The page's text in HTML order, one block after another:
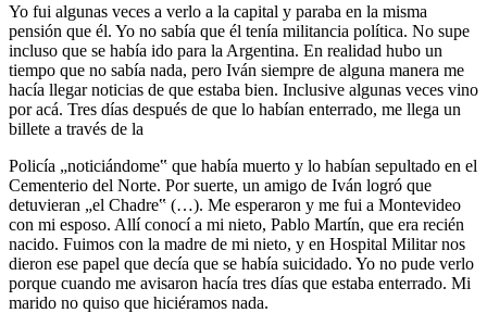
Yo fui algunas veces a verlo a la capital y paraba en la misma
pensión que él. Yo no sabía que él tenía militancia política. No supe
incluso que se había ido para la Argentina. En realidad hubo un
tiempo que no sabía nada, pero Iván siempre de alguna manera me
hacía llegar noticias de que estaba bien. Inclusive algunas veces vino
por acá. Tres días después de que lo habían enterrado, me llega un
billete a través de la
Policía „noticiándome‟ que había muerto y lo habían sepultado en el
Cementerio del Norte. Por suerte, un amigo de Iván logró que
detuvieran „el Chadre‟ (…). Me esperaron y me fui a Montevideo
con mi esposo. Allí conocí a mi nieto, Pablo Martín, que era recién
nacido. Fuimos con la madre de mi nieto, y en Hospital Militar nos
dieron ese papel que decía que se había suicidado. Yo no pude verlo
porque cuando me avisaron hacía tres días que estaba enterrado. Mi
marido no quiso que hiciéramos nada.